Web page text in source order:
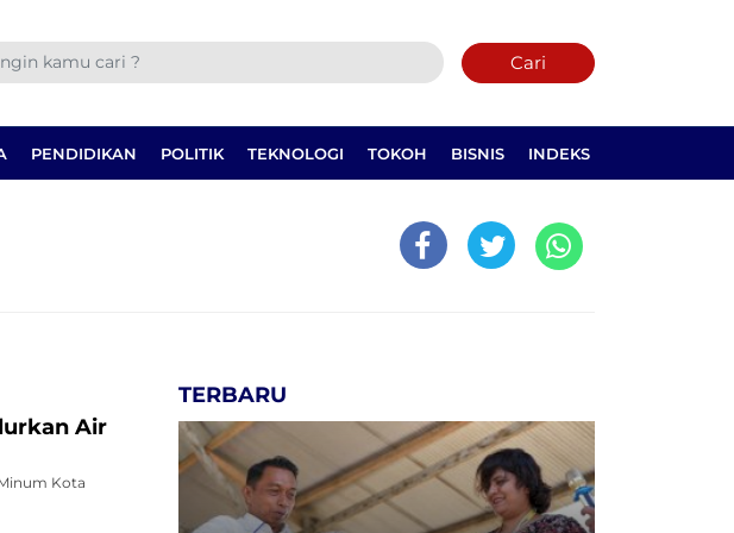
Cari
PENDIDIKAN POLITIK TEKNOLOGI TOKOH BISNIS INDEKS
Air
Kota
TERBARU